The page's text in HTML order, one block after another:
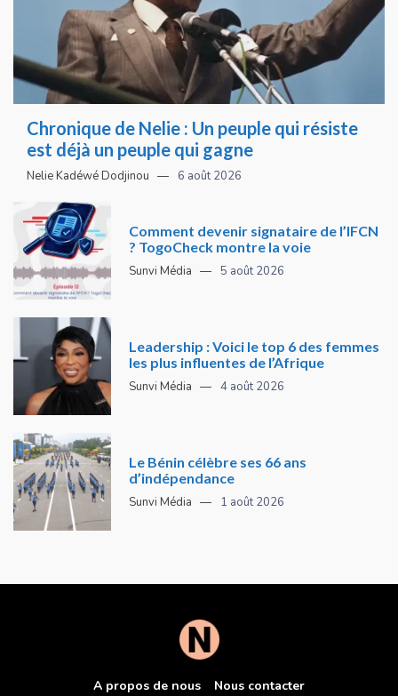
Chronique de Nelie : Un peuple qui résiste
est déjà un peuple qui gagne
Nelie Kadéwé Dodjinou 6 août 2026
Comment devenir signataire de l’IFCN
? TogoCheck montre la voie
Sunvi Média 5 août 2026
Leadership : Voici le top 6 des femmes
les plus influentes de l’Afrique
Sunvi Média 4 août 2026
Le Bénin célèbre ses 66 ans
d’indépendance
Sunvi Média 1 août 2026
A propos de nous Nous contacter